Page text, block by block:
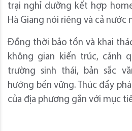
trại nghỉ dưỡng kết hợp
Hà Giang nói riêng và cả nước
Đồng thời bảo tồn và khai
không gian kiến trúc, cảnh
trường sinh thái, bản sắc
hướng bền vững. Thúc đẩy
của địa phương gắn với mục